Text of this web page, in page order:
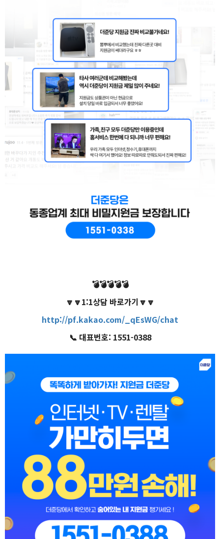
💣💣💣💣💣
🔽 🔽1:1상담 바로가기 🔽 🔽
http://pf.kakao.com/_qEsWG/chat
📞 대표번호: 1551-0388